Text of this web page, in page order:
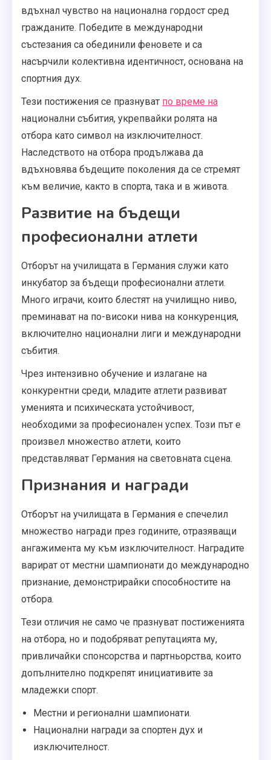
вдъхнал чувство на национална гордост сред
гражданите. Победите в международни
състезания са обединили феновете и са
насърчили колективна идентичност, основана на
спортния дух.
Тези постижения се празнуват по време на
национални събития, укрепвайки ролята на
отбора като символ на изключителност.
Наследството на отбора продължава да
вдъхновява бъдещите поколения да се стремят
към величие, както в спорта, така и в живота.
Развитие на бъдещи
професионални атлети
Отборът на училищата в Германия служи като
инкубатор за бъдещи професионални атлети.
Много играчи, които блестят на училищно ниво,
преминават на по-високи нива на конкуренция,
включително национални лиги и международни
събития.
Чрез интензивно обучение и излагане на
конкурентни среди, младите атлети развиват
уменията и психическата устойчивост,
необходими за професионален успех. Този път е
произвел множество атлети, които
представляват Германия на световната сцена.
Признания и награди
Отборът на училищата в Германия е спечелил
множество награди през годините, отразяващи
ангажимента му към изключителност. Наградите
варират от местни шампионати до международно
признание, демонстрирайки способностите на
отбора.
Тези отличия не само че празнуват постиженията
на отбора, но и подобряват репутацията му,
привличайки спонсорства и партньорства, които
допълнително подкрепят инициативите за
младежки спорт.
Местни и регионални шампионати.
Национални награди за спортен дух и
изключителност.